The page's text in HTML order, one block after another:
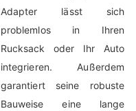
Adapter lässt sich
problemlos in Ihren
Rucksack oder Ihr Auto
integrieren. Außerdem
garantiert seine robuste
Bauweise eine lange